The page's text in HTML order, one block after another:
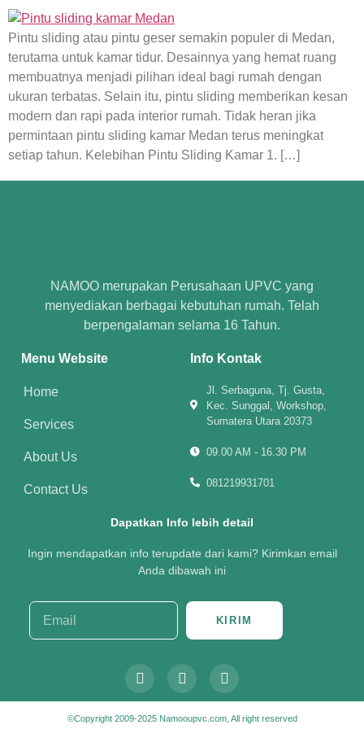
Pintu sliding atau pintu geser semakin populer di Medan,
terutama untuk kamar tidur. Desainnya yang hemat ruang
membuatnya menjadi pilihan ideal bagi rumah dengan
ukuran terbatas. Selain itu, pintu sliding memberikan kesan
modern dan rapi pada interior rumah. Tidak heran jika
permintaan pintu sliding kamar Medan terus meningkat
setiap tahun. Kelebihan Pintu Sliding Kamar 1. […]
NAMOO merupakan Perusahaan UPVC yang
menyediakan berbagai kebutuhan rumah. Telah
berpengalaman selama 16 Tahun.
Menu Website
Home
Services
About Us
Contact Us
Info Kontak
Jl. Serbaguna, Tj. Gusta,
Kec. Sunggal, Workshop,
Sumatera Utara 20373
09.00 AM - 16.30 PM
081219931701
Dapatkan Info lebih detail
Ingin mendapatkan info terupdate dari kami? Kirimkan email
Anda dibawah ini
KIRIM
©Copyright 2009-2025 Namooupvc.com, All right reserved